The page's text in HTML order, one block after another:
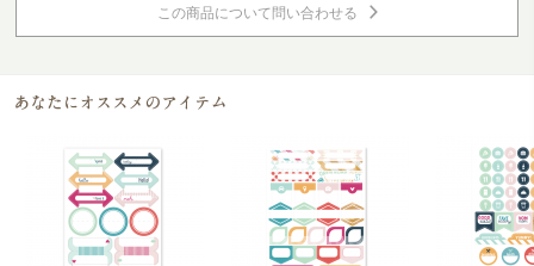
この商品について問い合わせる